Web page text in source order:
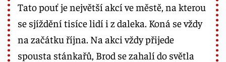
Tato pouť je největší akcí ve městě, na kterou
se sjíždění tisíce lidí i z daleka. Koná se vždy
na začátku října. Na akci vždy přijede
spousta stánkařů, Brod se zahalí do světla